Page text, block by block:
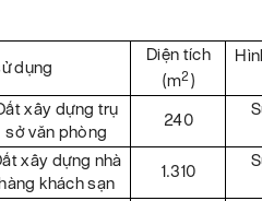
dụng
Diện tích
(m2 )
xây dựng trụ
sở văn phòng
240
xây dựng nhà
khách sạn
1.310